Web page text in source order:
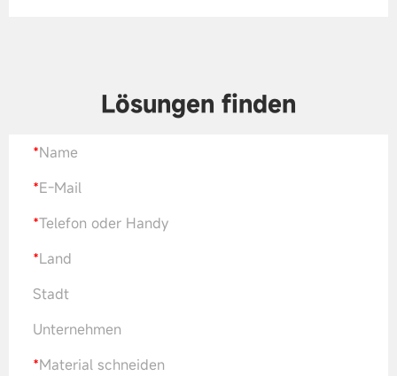
Lösungen finden
*Name
*E-Mail
*Telefon oder Handy
*Land
Stadt
Unternehmen
*Material schneiden